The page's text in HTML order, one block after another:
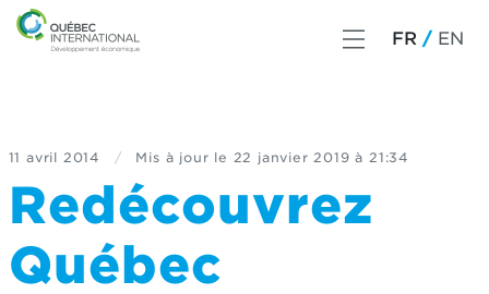
FR EN
11 avril 2014 / Mis à jour le 22 janvier 2019 à 21:34
Redécouvrez
Québec